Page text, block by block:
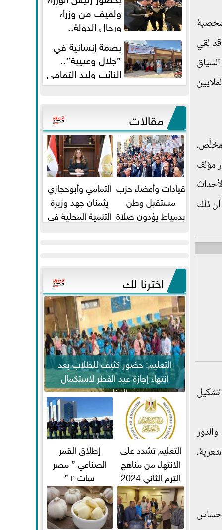
لقي
مؤلف
ذلك
ما له أثر في تشكيل
ولفيف من وزراء
ورجال الدولة..
النائبان وليد التمامي ومحمد...
بصمة إنسانية في
”جلال وعتيبة”..
النائب وليد التمامي
والبروفيسور جمال شيحة يداويان...
مقالات
قيادات وأعضاء حزب
مستقبل وطن
بدمياط يؤدون صلاة
التمامي وأبوحجازي
يثمنان جهد وزيرة
التنمية المحلية في
اخترنا لك
التعليم: حضور كثيف للطلاب بعد
انتهاء إجازة عيد الفطر لاستكمال
المناهج
التعليم تشدد على
الانتهاء من مناهج
الترم الثاني 2024
قبل الامتحانات
إطلاق القمر
الصناعي ” مصر
سات ٢ ”